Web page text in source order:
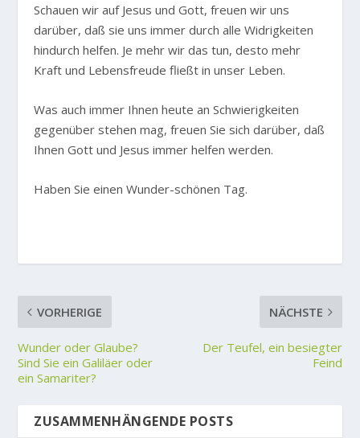
Schauen wir auf Jesus und Gott, freuen wir uns
darüber, daß sie uns immer durch alle Widrigkeiten
hindurch helfen. Je mehr wir das tun, desto mehr
Kraft und Lebensfreude fließt in unser Leben.
Was auch immer Ihnen heute an Schwierigkeiten
gegenüber stehen mag, freuen Sie sich darüber, daß
Ihnen Gott und Jesus immer helfen werden.
Haben Sie einen Wunder-schönen Tag.
VORHERIGE
Wunder oder Glaube?
Sind Sie ein Galiläer oder
ein Samariter?
NÄCHSTE
Der Teufel, ein besiegter
Feind
ZUSAMMENHÄNGENDE POSTS